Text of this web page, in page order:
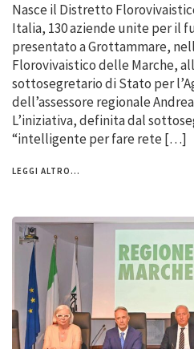
Nasce il Distretto
Italia, 130 aziende unite per il
presentato a Grottammare,
Florovivaistico delle Marche,
sottosegretario di Stato per
dell’assessore regionale
L’iniziativa, definita dal
“intelligente per fare rete […]
LEGGI ALTRO...